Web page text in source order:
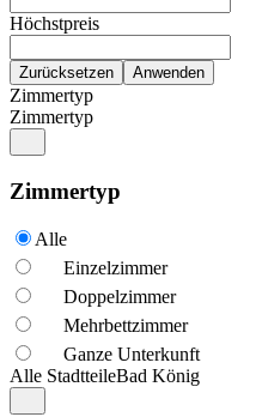
Höchstpreis
Zimmertyp
Zimmertyp
Zimmertyp
Alle
Einzelzimmer
Doppelzimmer
Mehrbettzimmer
Ganze Unterkunft
Alle StadtteileBad König